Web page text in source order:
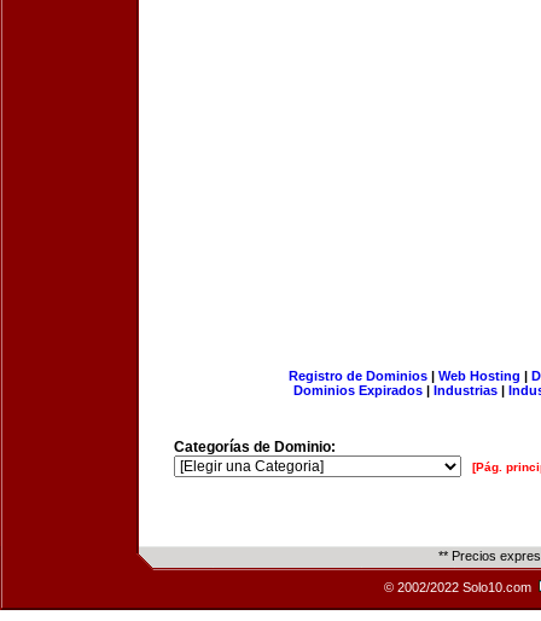
Registro de Dominios| Web Hosting |
Dominios Expirados | Industrias |
Categorías de Dominio:
[Pág.
** Precios
© 2002/2022 Solo10.com